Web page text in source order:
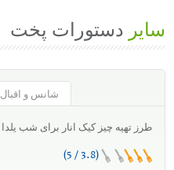
سایر دستورات پخت
شانس و اقبال
طرز تهیه چیز کیک انار برای شب یلدا
(3.8 / 5)